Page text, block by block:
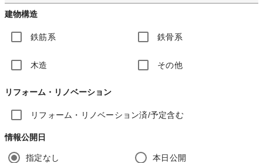
建物構造
鉄筋系 鉄骨系
木造 その他
リフォーム・リノベーション
リフォーム・リノベーション済/予定含む
情報公開日
指定なし 本日公開